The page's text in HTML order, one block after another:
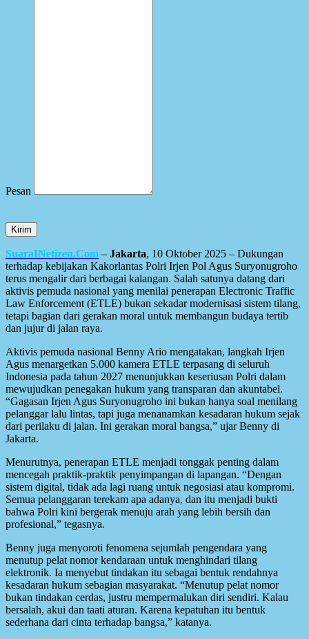
Pesan
Kirim
SuaraINetizen.Com – Jakarta, 10 Oktober 2025 – Dukungan
terhadap kebijakan Kakorlantas Polri Irjen Pol Agus Suryonugroho
terus mengalir dari berbagai kalangan. Salah satunya datang dari
aktivis pemuda nasional yang menilai penerapan Electronic Traffic
Law Enforcement (ETLE) bukan sekadar modernisasi sistem tilang,
tetapi bagian dari gerakan moral untuk membangun budaya tertib
dan jujur di jalan raya.
Aktivis pemuda nasional Benny Ario mengatakan, langkah Irjen
Agus menargetkan 5.000 kamera ETLE terpasang di seluruh
Indonesia pada tahun 2027 menunjukkan keseriusan Polri dalam
mewujudkan penegakan hukum yang transparan dan akuntabel.
“Gagasan Irjen Agus Suryonugroho ini bukan hanya soal menilang
pelanggar lalu lintas, tapi juga menanamkan kesadaran hukum sejak
dari perilaku di jalan. Ini gerakan moral bangsa,” ujar Benny di
Jakarta.
Menurutnya, penerapan ETLE menjadi tonggak penting dalam
mencegah praktik-praktik penyimpangan di lapangan. “Dengan
sistem digital, tidak ada lagi ruang untuk negosiasi atau kompromi.
Semua pelanggaran terekam apa adanya, dan itu menjadi bukti
bahwa Polri kini bergerak menuju arah yang lebih bersih dan
profesional,” tegasnya.
Benny juga menyoroti fenomena sejumlah pengendara yang
menutup pelat nomor kendaraan untuk menghindari tilang
elektronik. Ia menyebut tindakan itu sebagai bentuk rendahnya
kesadaran hukum sebagian masyarakat. “Menutup pelat nomor
bukan tindakan cerdas, justru mempermalukan diri sendiri. Kalau
bersalah, akui dan taati aturan. Karena kepatuhan itu bentuk
sederhana dari cinta terhadap bangsa,” katanya.